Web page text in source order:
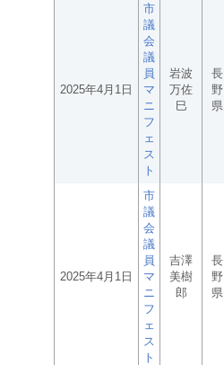
2025年4月1日
市
議
会
議
員
マ
ニ
フ
ェ
ス
ト
岩波
万佐
巳
長
野
県
2025年4月1日
市
議
会
議
員
マ
ニ
フ
ェ
ス
ト
吉澤
美樹
郎
長
野
県